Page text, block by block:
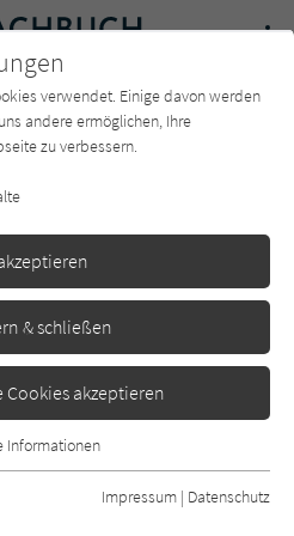
Charts Newsletter
Montessori
verwendet. Einige davon werden
andere ermöglichen, Ihre
zu verbessern.
& schließen
Cookies akzeptieren
Funktionen der
dass die Webseite
Informationen
Impressum | Datenschutz